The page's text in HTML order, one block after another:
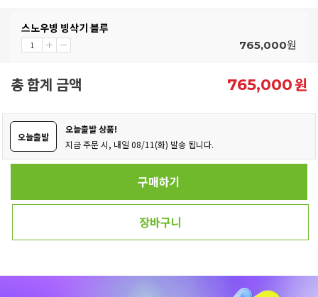
스노우빙 빙삭기 블루
765,000원
총 합계 금액 765,000원
오늘출발
오늘출발 상품!
지금 주문 시, 내일 08/11(화) 발송 됩니다.
구매하기
장바구니